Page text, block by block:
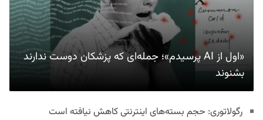
«اول از AI پرسیدم»؛ جمله‌ای که پزشکان دوست ندارند
بشنوند
رگولاتوری: حجم بسته‌های اینترنتی کاهش نیافته است